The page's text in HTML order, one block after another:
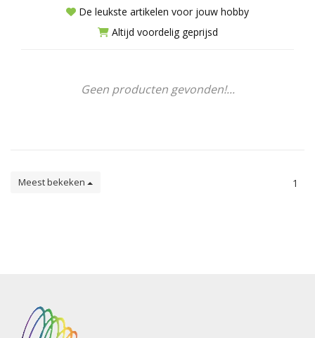
De leukste artikelen voor jouw hobby
Altijd voordelig geprijsd
Geen producten gevonden!...
Meest bekeken 1